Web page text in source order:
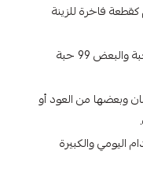
فاخرة للزينة
: بعض الناس يفضلون 33 حبة والبعض 99 حبة
من العود أو
والكبيرة